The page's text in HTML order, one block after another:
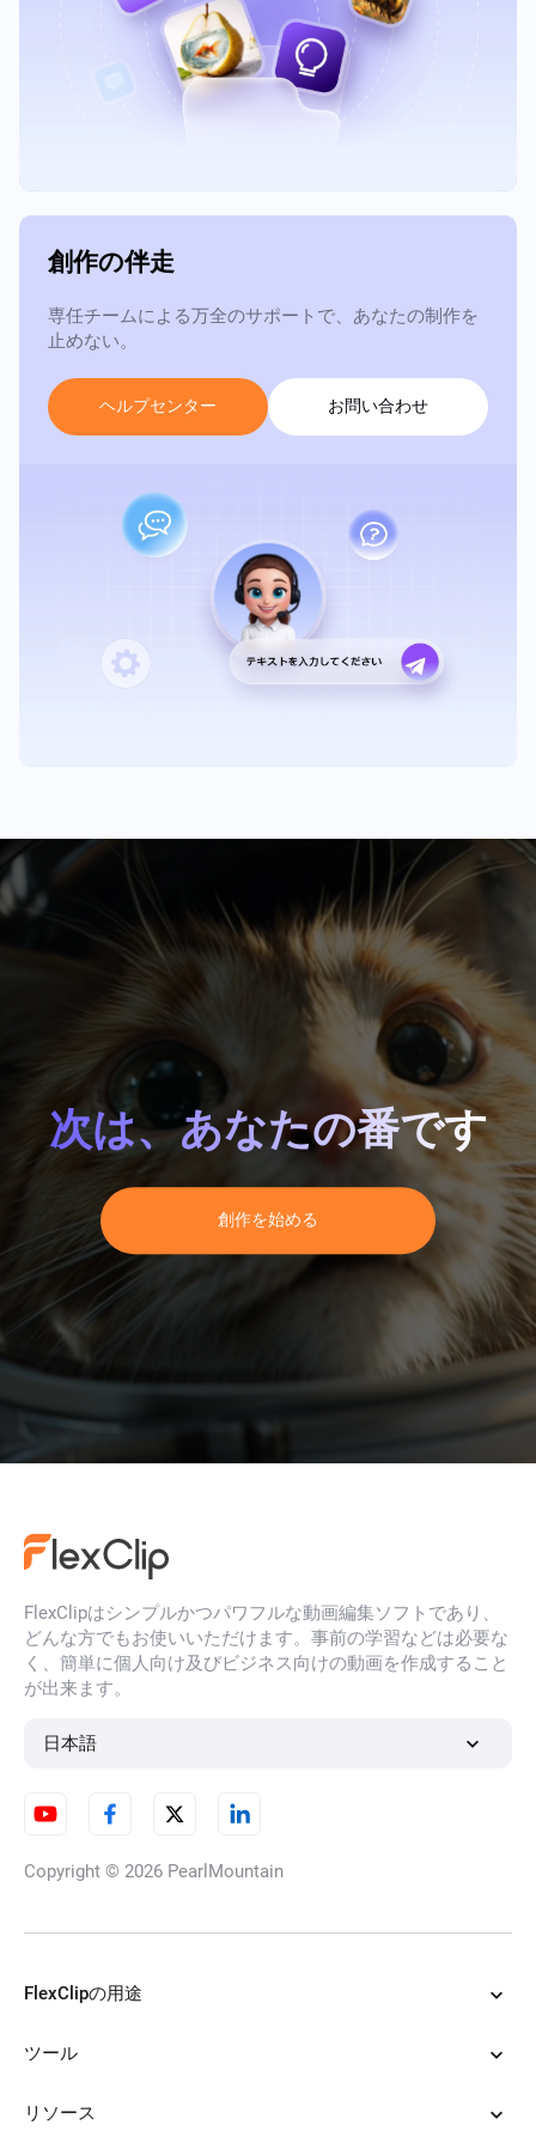
創作の伴走
専任チームによる万全のサポートで、あなたの制作を
止めない。
ヘルプセ ン タ ー お 問 い合わせ
次は、あなたの番です
創 作を始める
FlexClipはシンプルかつパワフルな動画編集ソフトであり、
どんな方でもお使いいただけます。事前の学習などは必要な
く、簡単に個人向け及びビジネス向けの動画を作成すること
が出来ます。
日本語
Copyright © 2026 PearlMountain
FlexClipの用途
ツール
リソース